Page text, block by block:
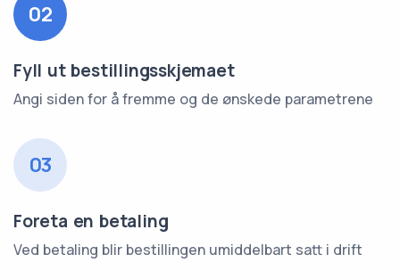
02
Fyll ut bestillingsskjemaet
Angi siden for å fremme og de ønskede parametrene
03
Foreta en betaling
Ved betaling blir bestillingen umiddelbart satt i drift